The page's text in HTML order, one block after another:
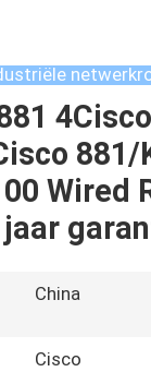
881/
Wired
jaar
China
Cisco